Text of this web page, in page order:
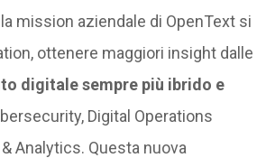
mission aziendale di OpenText si
ottenere maggiori insight dalle
digitale sempre più ibrido e
Digital Operations
Analytics. Questa nuova